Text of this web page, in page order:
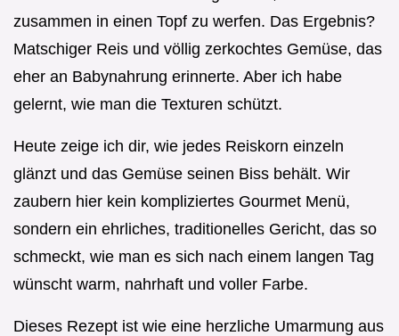
zusammen in einen Topf zu werfen. Das Ergebnis?
Matschiger Reis und völlig zerkochtes Gemüse, das
eher an Babynahrung erinnerte. Aber ich habe
gelernt, wie man die Texturen schützt.
Heute zeige ich dir, wie jedes Reiskorn einzeln
glänzt und das Gemüse seinen Biss behält. Wir
zaubern hier kein kompliziertes Gourmet Menü,
sondern ein ehrliches, traditionelles Gericht, das so
schmeckt, wie man es sich nach einem langen Tag
wünscht warm, nahrhaft und voller Farbe.
Dieses Rezept ist wie eine herzliche Umarmung aus